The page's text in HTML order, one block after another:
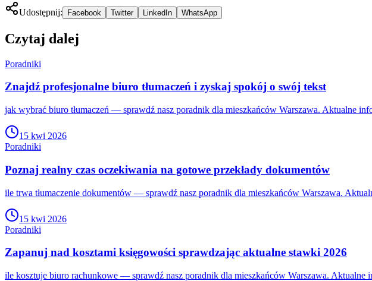
Udostępnij: Facebook Twitter LinkedIn WhatsApp
Czytaj dalej
Poradniki
Znajdź profesjonalne biuro tłumaczeń i zyskaj spokój o swój tekst
jak wybrać biuro tłumaczeń — sprawdź nasz poradnik dla mieszkańców Warszawa. Aktualne
15 kwi 2026
Poradniki
Poznaj realny czas oczekiwania na gotowe przekłady dokumentów
ile trwa tłumaczenie dokumentów — sprawdź nasz poradnik dla mieszkańców Warszawa.
15 kwi 2026
Poradniki
Zapanuj nad kosztami księgowości sprawdzając aktualne stawki 2026
ile kosztuje biuro rachunkowe — sprawdź nasz poradnik dla mieszkańców Warszawa. Aktualne